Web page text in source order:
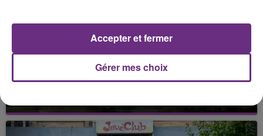
LA CENTRALE NUCLÉAIRE DE CHOOZ
Cela fait déjà une semaine que la centrale
nucléaire ardennaise est à l'arrêt. Une situation
Gérer mes choix
Accepter et fermer